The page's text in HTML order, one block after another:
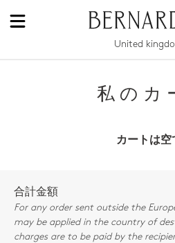
United
私のカ
カートは空
合計金額
For any order sent outside the
may be applied in the country of
charges are to be paid by the